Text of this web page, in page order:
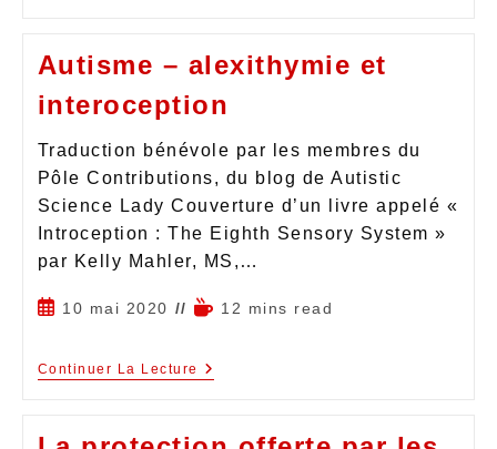
Autisme – alexithymie et
interoception
Traduction bénévole par les membres du
Pôle Contributions, du blog de Autistic
Science Lady Couverture d’un livre appelé «
Introception : The Eighth Sensory System »
par Kelly Mahler, MS,…
10 mai 2020 12 mins read
Continuer La Lecture